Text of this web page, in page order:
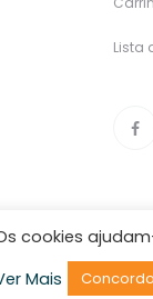
Lista
TEAMSTONE -
cookies
Mais
Concordo